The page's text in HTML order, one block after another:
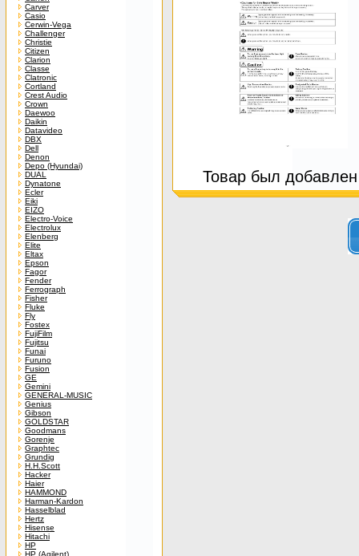
Carver
Casio
Cerwin-Vega
Challenger
Christie
Citizen
Clarion
Classe
Clatronic
Cortland
Crest Audio
Crown
Daewoo
Daikin
Datavideo
DBX
Dell
Denon
Depo (Hyundai)
DUAL
Dynatone
Ecler
Eiki
EIZO
Electro-Voice
Electrolux
Elenberg
Elite
Eltax
Epson
Fagor
Fender
Ferrograph
Fisher
Fluke
Fly
Fostex
FujiFilm
Fujitsu
Funai
Furuno
Fusion
GE
Gemini
GENERAL-MUSIC
Genius
Gibson
GOLDSTAR
Goodmans
Gorenje
Graphtec
Grundig
H.H.Scott
Hacker
Haier
HAMMOND
Harman-Kardon
Hasselblad
Hertz
Hisense
Hitachi
HP
HP (Agilent)
Товар был